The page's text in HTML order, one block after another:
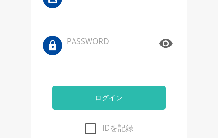
PASSWORD
ログイン
IDを記録